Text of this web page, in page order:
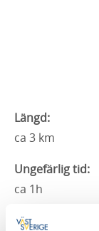
Längd:
ca 3 km
Ungefärlig tid:
ca 1h
Markering: